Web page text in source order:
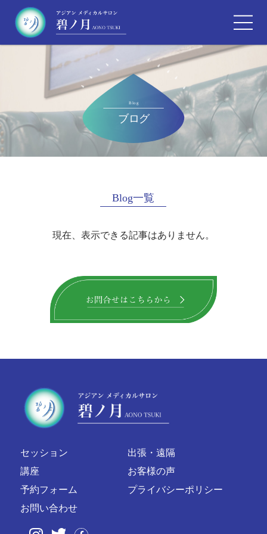
Blog一覧
現在、表示できる記事はありません。
セッション
講座
出張・遠隔
お客様の声
予約フォーム
お問い合わせ
プライバシーポリシー